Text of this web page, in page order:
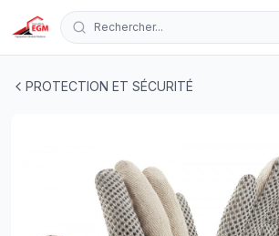
Rechercher...
PROTECTION ET SÉCURITÉ